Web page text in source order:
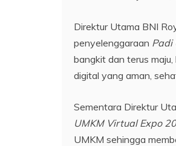
Direktur Utama BNI
penyelenggaraan Padi
bangkit dan terus
digital yang aman,
Sementara Direktur
UMKM Virtual Expo
UMKM sehingga